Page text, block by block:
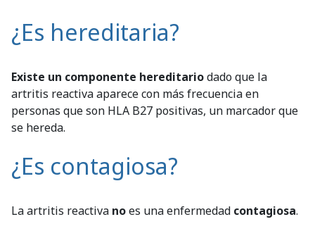
¿Es hereditaria?
Existe un componente hereditariodado que la
artritis reactiva aparece con más frecuencia en
personas que son HLA B27 positivas, un marcador que
se hereda.
¿Es contagiosa?
La artritis reactiva noes una enfermedad contagiosa.